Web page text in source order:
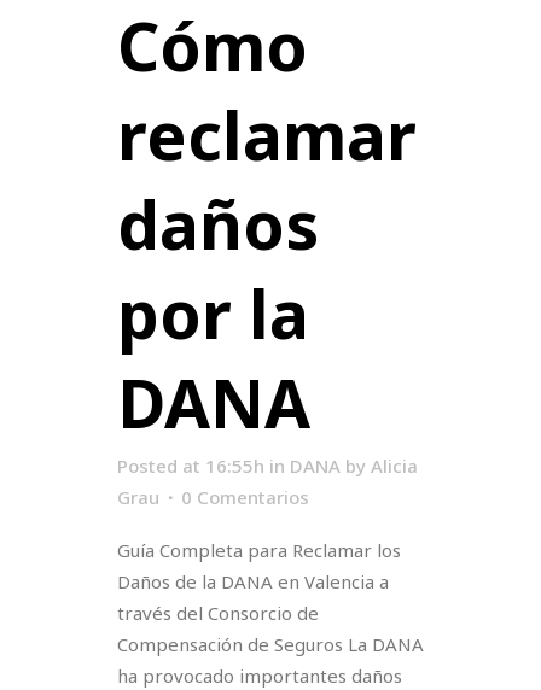
Cómo
reclamar
daños
por la
DANA
Posted at 16:55h in DANA by Alicia
Grau
0 Comentarios
Guía Completa para Reclamar los
Daños de la DANA en Valencia a
través del Consorcio de
Compensación de Seguros La DANA
ha provocado importantes daños